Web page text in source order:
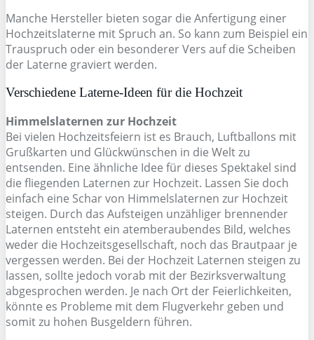
Manche Hersteller bieten sogar die Anfertigung einer
Hochzeitslaterne mit Spruch an. So kann zum Beispiel ein
Trauspruch oder ein besonderer Vers auf die Scheiben
der Laterne graviert werden.
Verschiedene Laterne-Ideen für die Hochzeit
Himmelslaternen zur Hochzeit
Bei vielen Hochzeitsfeiern ist es Brauch, Luftballons mit
Grußkarten und Glückwünschen in die Welt zu
entsenden. Eine ähnliche Idee für dieses Spektakel sind
die fliegenden Laternen zur Hochzeit. Lassen Sie doch
einfach eine Schar von Himmelslaternen zur Hochzeit
steigen. Durch das Aufsteigen unzähliger brennender
Laternen entsteht ein atemberaubendes Bild, welches
weder die Hochzeitsgesellschaft, noch das Brautpaar je
vergessen werden. Bei der Hochzeit Laternen steigen zu
lassen, sollte jedoch vorab mit der Bezirksverwaltung
abgesprochen werden. Je nach Ort der Feierlichkeiten,
könnte es Probleme mit dem Flugverkehr geben und
somit zu hohen Busgeldern führen.